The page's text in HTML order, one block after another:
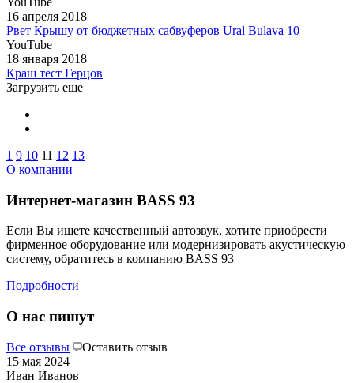
16 апреля 2018
Рвет Крышу от бюджетных сабвуферов Ural Bulava 10
YouTube
18 января 2018
Краш тест Герцов
Загрузить еще
1 9 10 11 12 13
О компании
Интернет-магазин BASS 93
Если Вы ищете качественный автозвук, хотите приобрести
фирменное оборудование или модернизировать акустическую
систему, обратитесь в компанию BASS 93
Подробности
О нас пишут
Все отзывы
Оставить отзыв
15 мая 2024
Иван Иванов